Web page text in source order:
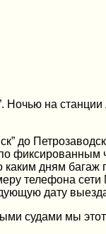
Ночью на
до
фиксированным
каким дням багаж
телефона
дату
судами мы